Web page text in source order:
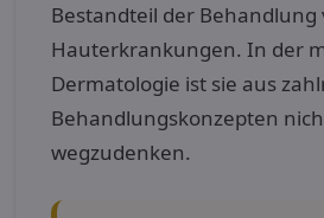
Bestandteil der Behandlung
Hauterkrankungen. In der
Dermatologie ist sie aus
Behandlungskonzepten
wegzudenken.